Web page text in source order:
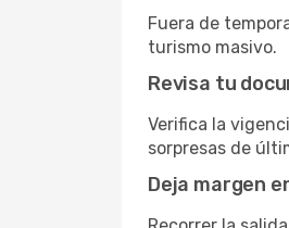
Fuera de
turismo masivo.
Revisa tu
Verifica la
sorpresas de
Deja margen